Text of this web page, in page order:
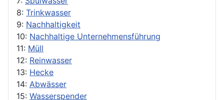
8: Trinkwasser
9: Nachhaltigkeit
10: Nachhaltige Unternehmensführung
11: Müll
12: Reinwasser
13: Hecke
14: Abwässer
15: Wasserspender